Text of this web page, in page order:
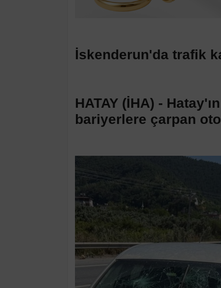
İskenderun'da trafik
HATAY (İHA) -
bariyerlere çarpan